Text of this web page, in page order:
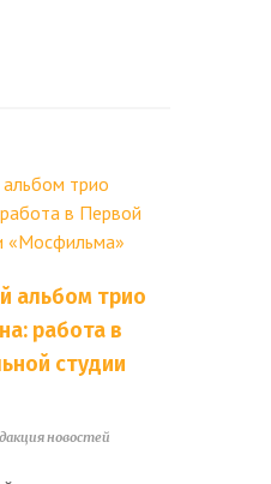
альбом трио
работа в
студии
новостей